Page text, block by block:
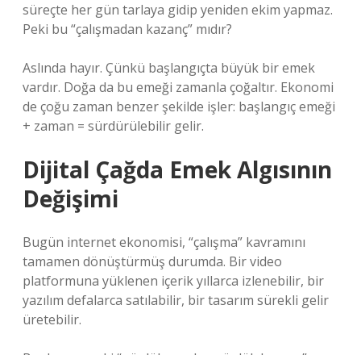
süreçte her gün tarlaya gidip yeniden ekim yapmaz.
Peki bu “çalışmadan kazanç” mıdır?
Aslında hayır. Çünkü başlangıçta büyük bir emek
vardır. Doğa da bu emeği zamanla çoğaltır. Ekonomi
de çoğu zaman benzer şekilde işler: başlangıç emeği
+ zaman = sürdürülebilir gelir.
Dijital Çağda Emek Algısının
Değişimi
Bugün internet ekonomisi, “çalışma” kavramını
tamamen dönüştürmüş durumda. Bir video
platformuna yüklenen içerik yıllarca izlenebilir, bir
yazılım defalarca satılabilir, bir tasarım sürekli gelir
üretebilir.